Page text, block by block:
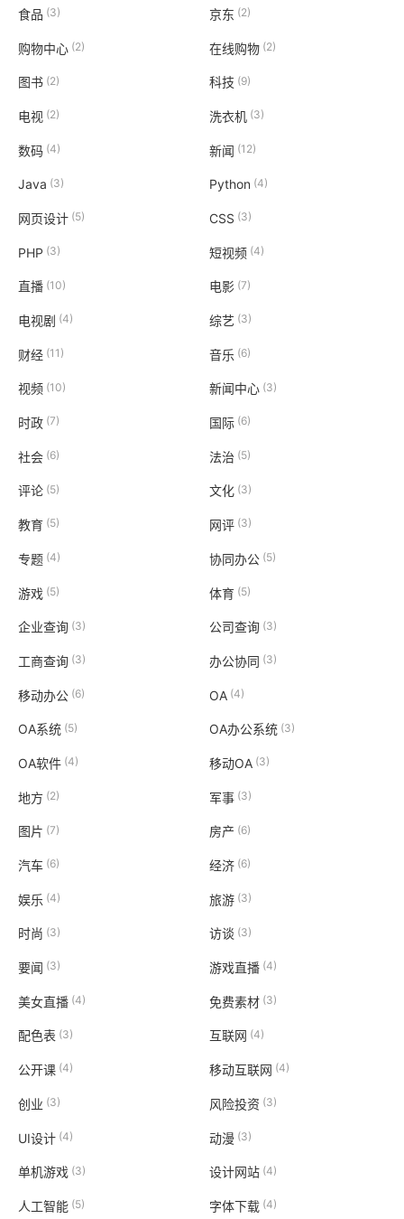
食品 (3) 京东 (2)
购物中心 (2) 在线购物(2)
图书 (2) 科技 (9)
电视 (2) 洗衣机 (3)
数码 (4) 新闻 (12)
Java (3) Python (4)
网页设计 (5) CSS (3)
PHP (3) 短视频(4)
直播 (10) 电影 (7)
电视剧 (4) 综艺 (3)
财经 (11) 音乐 (6)
视频 (10) 新闻中心 (3)
时政 (7) 国际(6)
社会 (6) 法治 (5)
评论 (5) 文化 (3)
教育 (5) 网评(3)
专题 (4) 协同办公(5)
游戏 (5) 体育(5)
企业查询 (3) 公司查询(3)
工商查询 (3) 办公协同 (3)
移动办公 (6) OA (4)
OA系统 (5) OA办公系统(3)
OA软件 (4) 移动OA (3)
地方 (2) 军事 (3)
图片 (7) 房产 (6)
汽车 (6) 经济(6)
娱乐 (4) 旅游(3)
时尚 (3) 访谈 (3)
要闻 (3) 游戏直播(4)
美女直播 (4) 免费素材(3)
配色表 (3) 互联网 (4)
公开课 (4) 移动互联网 (4)
创业 (3) 风险投资 (3)
UI设计 (4) 动漫 (3)
单机游戏 (3) 设计网站(4)
人工智能 (5) 字体下载(4)